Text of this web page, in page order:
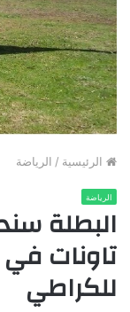
الرئيسية / الرياضة
الرياضة
البطلة
تاونات في
للكراطي